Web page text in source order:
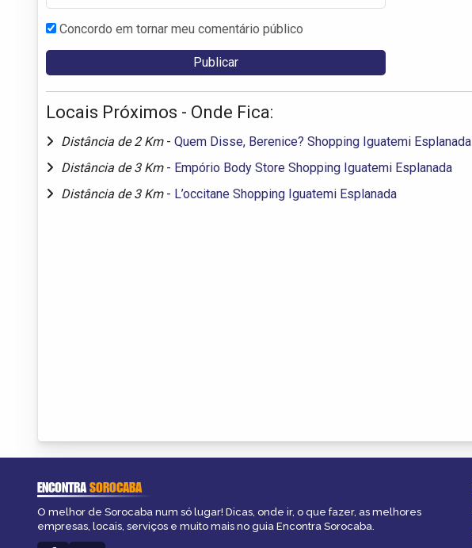
Concordo em tornar meu comentário público
Locais Próximos - Onde Fica:
Distância de 2 Km - Quem Disse, Berenice? Shopping Iguatemi Esplanada
Distância de 3 Km - Empório Body Store Shopping Iguatemi Esplanada
Distância de 3 Km - L’occitane Shopping Iguatemi Esplanada
ENCONTRASOROCABA
O melhor de Sorocaba num só lugar! Dicas, onde ir, o que fazer, as melhores
empresas, locais, serviços e muito mais no guia Encontra Sorocaba.